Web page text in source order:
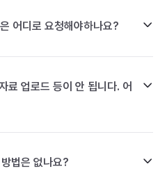
어디로 요청해야하나요?
료 업로드 등이 안 됩니다. 어
법은 없나요?